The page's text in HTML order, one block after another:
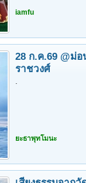
iamfu
28 ก.ค.69 @ม่
ราชวงศ์
ยะธาพุทโมนะ